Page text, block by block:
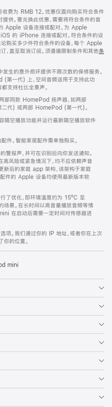
收费为 RMB 12。优惠仅面向购买符合条件
供。要兑换此优惠，需要将符合条件的音
Apple 设备连接或配对。为 Apple
的 iPhone 连接或配对。符合条件的设
购买多少件符合条件的设备，每个 Apple
，直至取消订阅。须遵循限制条件和其他条
生的意外损坏提供不限次数的保修服务。
一代) 上，空间音频适用于支持此功
支持杜比全景声。
部同款 HomePod 扬声器，如两部
代) 或两部 HomePod (第一代)。
空播放功能并运行最新隔空播放软件
。智能家居配件需单独购买。
警报声，并可在识别后向你发送通知。
高风险或紧急情况下，均不应依赖声音
新后的家庭 app 架构，该架构于家庭
件的 Apple 设备均使用最新版本软
了优化，即环境温度约为 15ºC 至
景。在长时间以高音量播放音频等情
在启动后需要一定时间对传感器进
项。我们通过你的 IP 地址，或者你在上次
的位置。
mini